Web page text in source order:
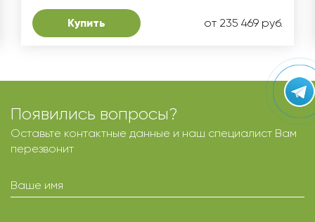
Купить от 235 469 руб.
Появились вопросы?
Оставьте контактные данные и наш специалист Вам
перезвонит
Ваше имя